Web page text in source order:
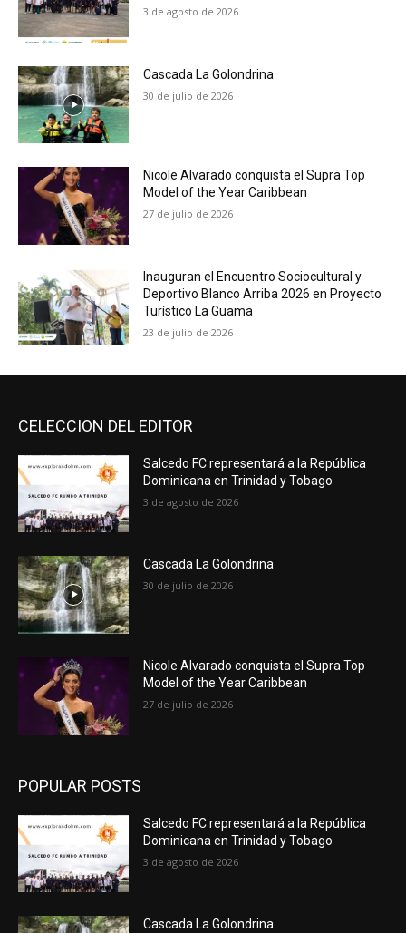
3 de agosto de 2026
Cascada La Golondrina
30 de julio de 2026
Nicole Alvarado conquista el Supra Top
Model of the Year Caribbean
27 de julio de 2026
Inauguran el Encuentro Sociocultural y
Deportivo Blanco Arriba 2026 en Proyecto
Turístico La Guama
23 de julio de 2026
CELECCION DEL EDITOR
Salcedo FC representará a la República
Dominicana en Trinidad y Tobago
3 de agosto de 2026
Cascada La Golondrina
30 de julio de 2026
Nicole Alvarado conquista el Supra Top
Model of the Year Caribbean
27 de julio de 2026
POPULAR POSTS
Salcedo FC representará a la República
Dominicana en Trinidad y Tobago
3 de agosto de 2026
Cascada La Golondrina